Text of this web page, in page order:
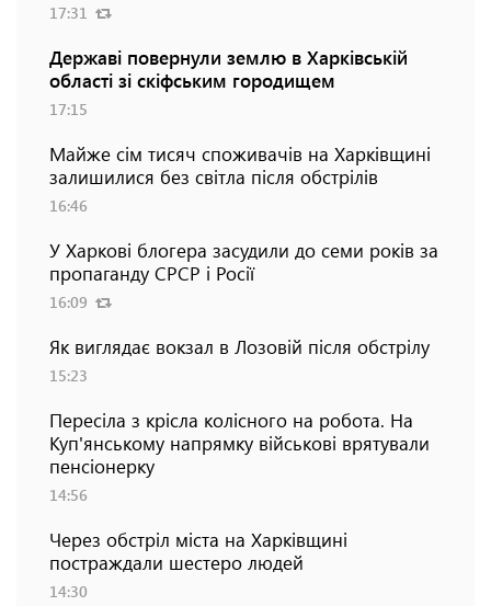
17:31
Державі повернули землю в Харківській
області зі скіфським городищем
17:15
Майже сім тисяч споживачів на Харківщині
залишилися без світла після обстрілів
16:46
У Харкові блогера засудили до семи років за
пропаганду СРСР і Росії
16:09
Як виглядає вокзал в Лозовій після обстрілу
15:23
Пересіла з крісла колісного на робота. На
Куп'янському напрямку військові врятували
пенсіонерку
14:56
Через обстріл міста на Харківщині
постраждали шестеро людей
14:30